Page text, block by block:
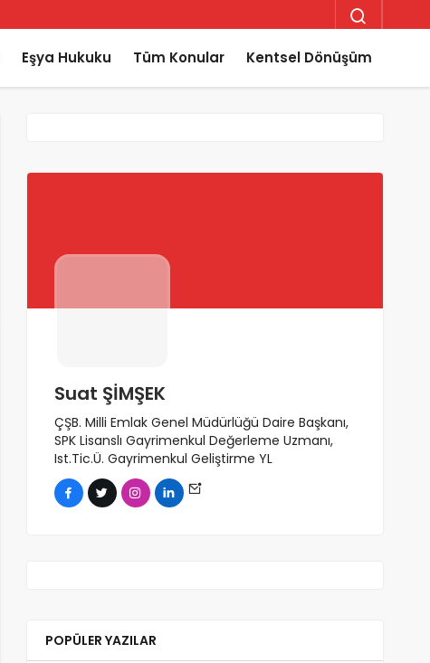
Eşya Hukuku Tüm Konular Kentsel Dönüşüm
Suat ŞİMŞEK
ÇŞB. Milli Emlak Genel Müdürlüğü Daire Başkanı,
SPK Lisanslı Gayrimenkul Değerleme Uzmanı,
Ist.Tic.Ü. Gayrimenkul Geliştirme YL
POPÜLER YAZILAR